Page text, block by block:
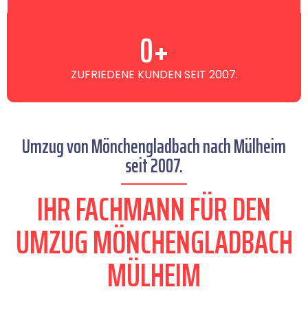
ZUFRIEDENE KUNDEN SEIT 2007.
0+
Umzug von Mönchengladbach nach Mülheim
seit 2007.
IHR FACHMANN FÜR DEN
UMZUG MÖNCHENGLADBACH
MÜLHEIM